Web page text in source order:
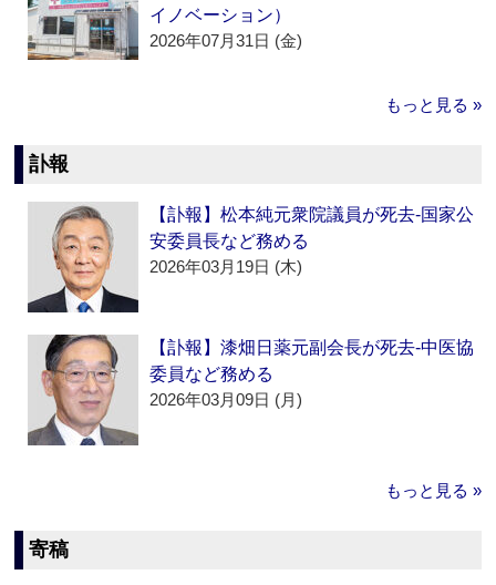
イノベーション）
2026年07月31日 (金)
もっと見る »
訃報
【訃報】松本純元衆院議員が死去‐国家公
安委員長など務める
2026年03月19日 (木)
【訃報】漆畑日薬元副会長が死去‐中医協
委員など務める
2026年03月09日 (月)
もっと見る »
寄稿